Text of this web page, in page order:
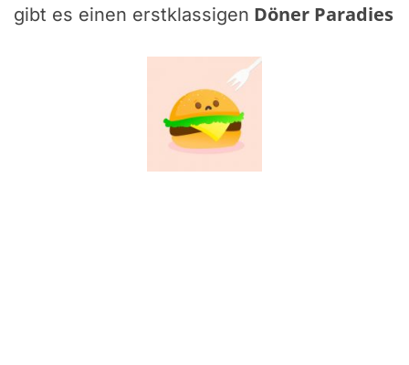
gibt es einen erstklassigen Döner Paradies